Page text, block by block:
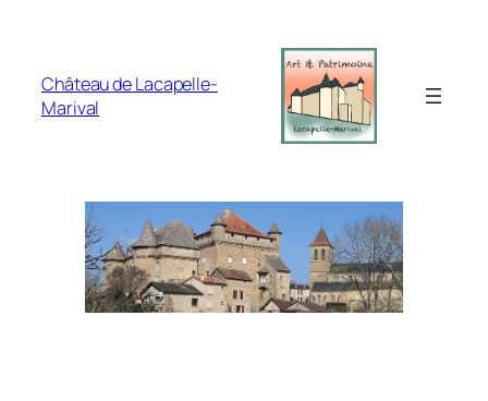
Château de Lacapelle-
Marival